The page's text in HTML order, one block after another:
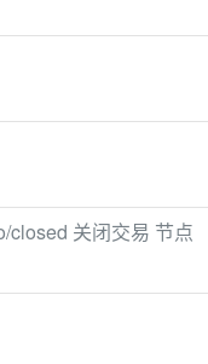
closed 关闭交易 节点